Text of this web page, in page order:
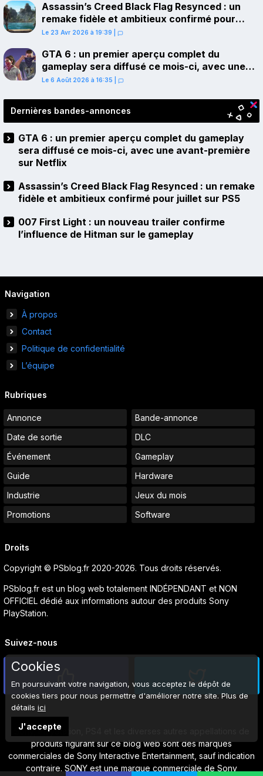
Assassin’s Creed Black Flag Resynced : un
remake fidèle et ambitieux confirmé pour
juillet sur PS5
Le 23 Avr 2026 à 19:39
GTA 6 : un premier aperçu complet du
gameplay sera diffusé ce mois-ci, avec une
avant-première sur Netflix
Le 6 Août 2026 à 16:35
Dernières bandes-annonces
GTA 6 : un premier aperçu complet du gameplay
sera diffusé ce mois-ci, avec une avant-première
sur Netflix
Assassin’s Creed Black Flag Resynced : un remake
fidèle et ambitieux confirmé pour juillet sur PS5
007 First Light : un nouveau trailer confirme
l’influence de Hitman sur le gameplay
Navigation
À propos
Contact
Politique de confidentialité
L’équipe
Rubriques
Annonce
Bande-annonce
Date de sortie
DLC
Événement
Gameplay
Guide
Hardware
Industrie
Jeux du mois
Promotions
Software
Droits
Copyright © PSblog.fr 2020-2026. Tous droits réservés.
PSblog.fr est un blog web totalement INDÉPENDANT et NON
OFFICIEL dédié aux informations autour des produits Sony
PlayStation.
Suivez-nous
Sony, PlayStation, PS4 et les diverses autres appellations de
produits figurant sur ce blog web sont des marques
commerciales de Sony Interactive Entertainment, sauf indication
contraire. SONY est une marque commerciale de Sony
Cookies
En poursuivant votre navigation, vous acceptez le dépôt de
cookies tiers pour nous permettre d'améliorer notre site. Plus de
détails ici
J'accepte